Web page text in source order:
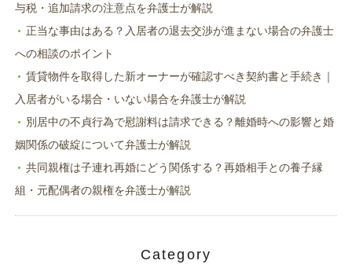
与税・追加請求の注意点を弁護士が解説
正当な事由はある？入居者の退去交渉が進まない場合の弁護士
への相談のポイント
賃貸物件を取得した新オーナーが確認すべき契約書と手続き｜
入居者がいる場合・いない場合を弁護士が解説
別居中の不貞行為で慰謝料は請求できる？離婚時への影響と婚
姻関係の破綻について弁護士が解説
共同親権は子連れ再婚にどう関係する？再婚相手との養子縁
組・元配偶者の親権を弁護士が解説
Category